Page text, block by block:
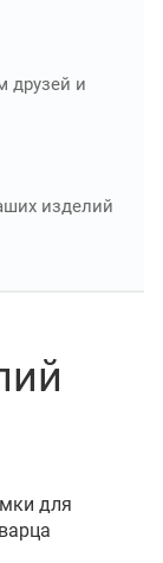
друзей и
изделий
для